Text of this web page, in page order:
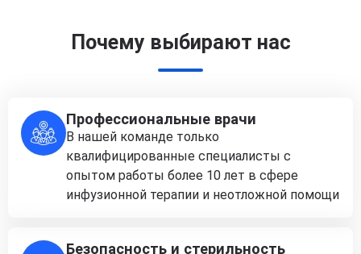
Почему выбирают нас
Профессиональные врачи
В нашей команде только
квалифицированные специалисты с
опытом работы более 10 лет в сфере
инфузионной терапии и неотложной помощи
Безопасность и стерильность